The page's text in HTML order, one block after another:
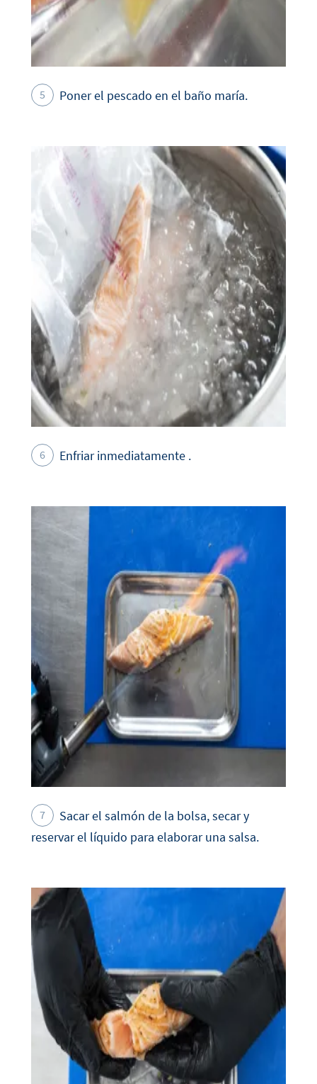
Poner el pescado en el baño maría.
Enfriar inmediatamente .
Sacar el salmón de la bolsa, secar y
reservar el líquido para elaborar una salsa.